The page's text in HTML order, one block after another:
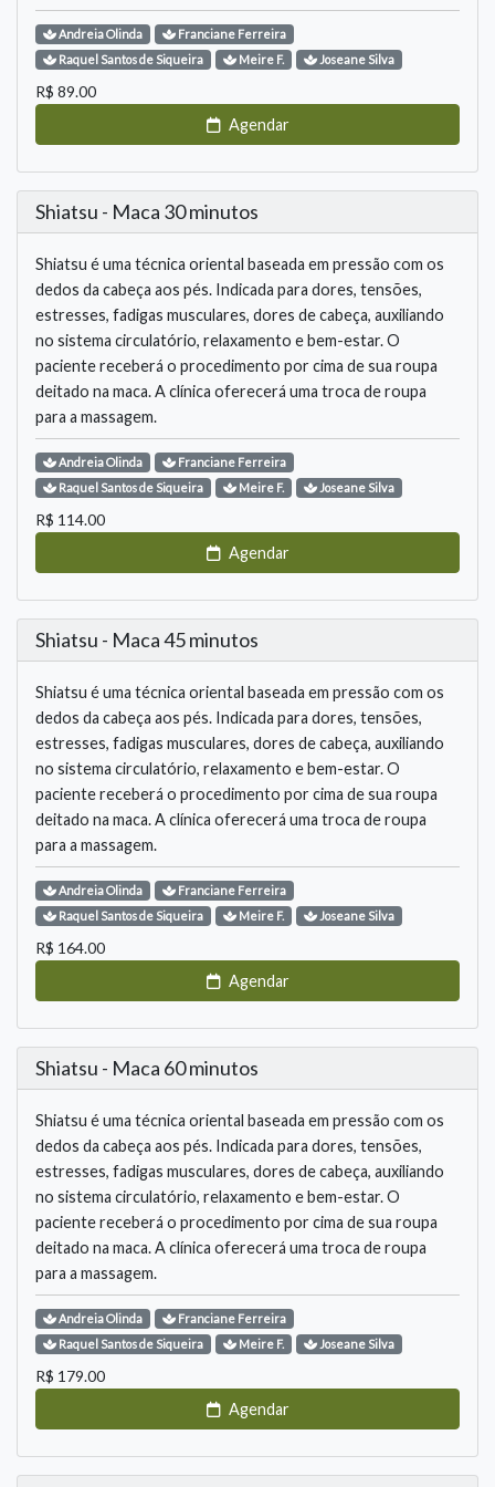
AndreiaOlinda Franciane Ferreira
Raquel Santos de Siqueira Meire F. Joseane Silva
R$ 89.00
Agendar
Shiatsu - Maca 30 minutos
Shiatsu é uma técnica oriental baseada em pressão com os
dedos da cabeça aos pés. Indicada para dores, tensões,
estresses, fadigas musculares, dores de cabeça, auxiliando
no sistema circulatório, relaxamento e bem-estar. O
paciente receberá o procedimento por cima de sua roupa
deitado na maca. A clínica oferecerá uma troca de roupa
para a massagem.
AndreiaOlinda Franciane Ferreira
Raquel Santos de Siqueira Meire F. Joseane Silva
R$ 114.00
Agendar
Shiatsu - Maca 45 minutos
Shiatsu é uma técnica oriental baseada em pressão com os
dedos da cabeça aos pés. Indicada para dores, tensões,
estresses, fadigas musculares, dores de cabeça, auxiliando
no sistema circulatório, relaxamento e bem-estar. O
paciente receberá o procedimento por cima de sua roupa
deitado na maca. A clínica oferecerá uma troca de roupa
para a massagem.
AndreiaOlinda Franciane Ferreira
Raquel Santos de Siqueira Meire F. Joseane Silva
R$ 164.00
Agendar
Shiatsu - Maca 60 minutos
Shiatsu é uma técnica oriental baseada em pressão com os
dedos da cabeça aos pés. Indicada para dores, tensões,
estresses, fadigas musculares, dores de cabeça, auxiliando
no sistema circulatório, relaxamento e bem-estar. O
paciente receberá o procedimento por cima de sua roupa
deitado na maca. A clínica oferecerá uma troca de roupa
para a massagem.
AndreiaOlinda Franciane Ferreira
Raquel Santos de Siqueira Meire F. Joseane Silva
R$ 179.00
Agendar